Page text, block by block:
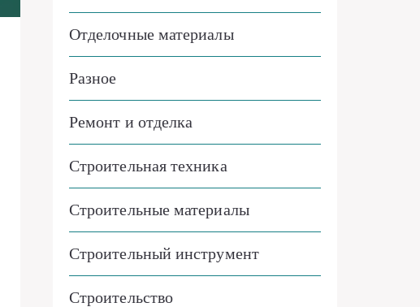
Отделочные материалы
Разное
Ремонт и отделка
Строительная техника
Строительные материалы
Строительный инструмент
Строительство